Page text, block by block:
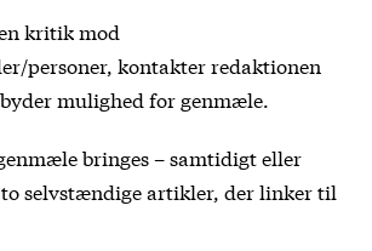
kritik mod
personer, kontakter redaktionen
mulighed for genmæle.
bringes – samtidigt eller
to selvstændige artikler, der linker til